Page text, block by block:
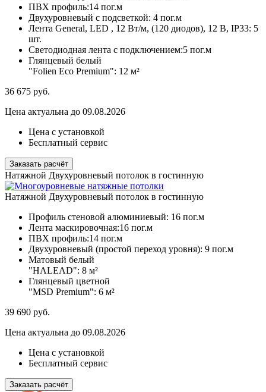
ПВХ профиль:14 пог.м
Двухуровневый с подсветкой: 4 пог.м
Лента General, LED , 12 Вт/м, (120 диодов), 12 В, IP33: 5
шт.
Светодиодная лента с подключением:5 пог.м
Глянцевый белый
"Folien Eco Premium": 12 м²
36 675 руб.
Цена актуальна до 09.08.2026
Цена с установкой
Бесплатный сервис
Заказать расчёт
Натяжной Двухуровневый потолок в гостинную
Натяжной Двухуровневый потолок в гостинную
Профиль стеновой алюминиевый: 16 пог.м
Лента маскировочная:16 пог.м
ПВХ профиль:14 пог.м
Двухуровневый (простой переход уровня): 9 пог.м
Матовый белый
"HALEAD": 8 м²
Глянцевый цветной
"MSD Premium": 6 м²
39 690 руб.
Цена актуальна до 09.08.2026
Цена с установкой
Бесплатный сервис
Заказать расчёт